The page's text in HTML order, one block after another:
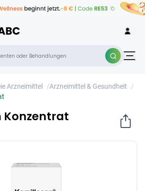
Arzneimittel /Arzneimittel & Gesundheit
/
Konzentrat
×